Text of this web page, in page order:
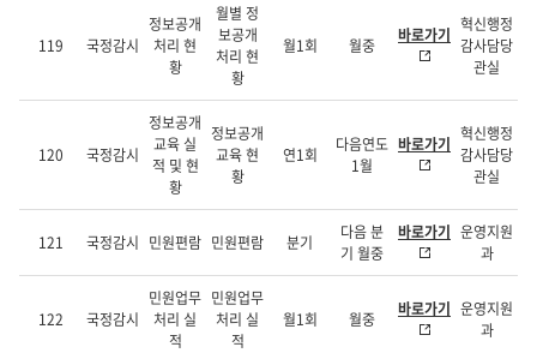
119 국정감시
정보공개
처리 현
황
월별 정
보공개
처리 현
황
월1회 월중 바로가기 혁신행정
감사담당
관실
120 국정감시
정보공개
교육 실
적 및 현
황
정보공개
교육 현
황
연1회
다음연도
1월
바로가기 혁신행정
감사담당
관실
121 국정감시 민원편람 민원편람 분기
다음 분
기 월중
바로가기 운영지원
과
122 국정감시
민원업무
처리 실
적
민원업무
처리 실
적
월1회 월중 바로가기 운영지원
과